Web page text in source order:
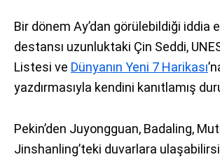
Bir dönem Ay’dan görülebildiği iddia
destansı uzunluktaki Çin Seddi,
Listesi ve Dünyanın Yeni 7 Harikası
yazdırmasıyla kendini kanıtlamış
Pekin’den Juyongguan, Badaling,
Jinshanling’teki duvarlara